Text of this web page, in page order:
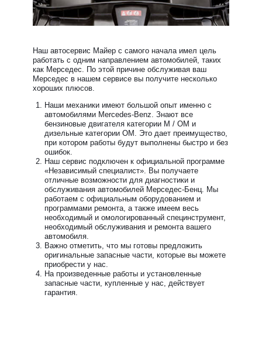
Наш автосервис Майер с самого начала имел цель
работать с одним направлением автомобилей, таких
как Мерседес. По этой причине обслуживая ваш
Мерседес в нашем сервисе вы получите несколько
хороших плюсов.
Наши механики имеют большой опыт именно с
автомобилями Mercedes-Benz. Знают все
бензиновые двигателя категории М / ОМ и
дизельные категории ОМ. Это дает преимущество,
при котором работы будут выполнены быстро и без
ошибок.
Наш сервис подключен к официальной программе
«Независимый специалист». Вы получаете
отличные возможности для диагностики и
обслуживания автомобилей Мерседес-Бенц. Мы
работаем с официальным оборудованием и
программами ремонта, а также имеем весь
необходимый и омологированный специнструмент,
необходимый обслуживания и ремонта вашего
автомобиля.
Важно отметить, что мы готовы предложить
оригинальные запасные части, которые вы можете
приобрести у нас.
На произведенные работы и установленные
запасные части, купленные у нас, действует
гарантия.